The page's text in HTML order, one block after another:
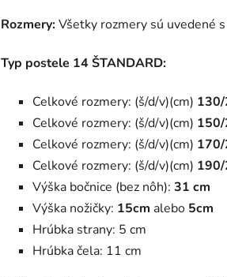
Rozmery:Všetky rozmery sú uvedené
Typ postele 14 ŠTANDARD:
Celkové rozmery: (š/d/v)(cm)
Celkové rozmery: (š/d/v)(cm)
Celkové rozmery: (š/d/v)(cm)
Celkové rozmery: (š/d/v)(cm)
Výška bočnice (bez nôh):31 cm
Výška nožičky: 15cm alebo 5cm
Hrúbka strany: 5 cm
Hrúbka čela: 11 cm